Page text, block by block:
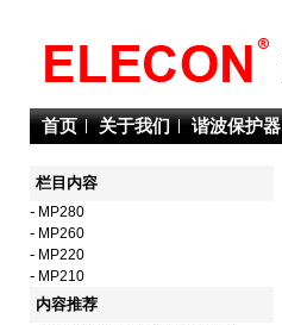
首页 关于我们 谐波保护器
栏目内容
- MP280
- MP260
- MP220
- MP210
内容推荐